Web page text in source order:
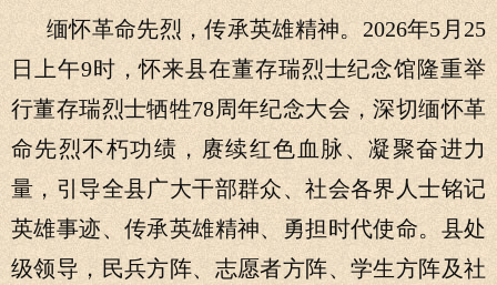
缅怀革命先烈，传承英雄精神。2026年5月25
日上午9时，怀来县在董存瑞烈士纪念馆隆重举
行董存瑞烈士牺牲78周年纪念大会，深切缅怀革
命先烈不朽功绩，赓续红色血脉、凝聚奋进力
量，引导全县广大干部群众、社会各界人士铭记
英雄事迹、传承英雄精神、勇担时代使命。县处
级领导，民兵方阵、志愿者方阵、学生方阵及社